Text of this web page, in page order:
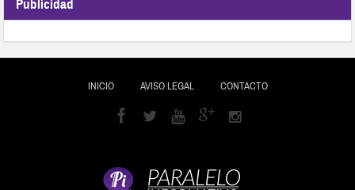
Publicidad
INICIO AVISO LEGAL CONTACTO